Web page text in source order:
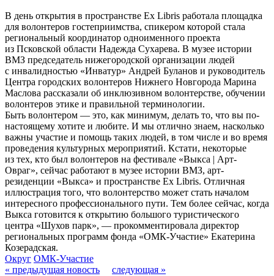
В день открытия в пространстве Ex Libris работала площадка
для волонтеров гостеприимства, спикером которой стала
региональный координатор одноименного проекта
из Псковской области Надежда Сухарева. В музее истории
ВМЗ председатель нижегородской организации людей
с инвалидностью «Инватур» Андрей Буланов и руководитель
Центра городских волонтеров Нижнего Новгорода Марина
Маслова рассказали об инклюзивном волонтерстве, обучении
волонтеров этике и правильной терминологии.
Быть волонтером — это, как минимум, делать то, что вы по-
настоящему хотите и любите. И мы отлично знаем, насколько
важны участие и помощь таких людей, в том числе и во время
проведения культурных мероприятий. Кстати, некоторые
из тех, кто был волонтеров на фестивале «Выкса | Арт-
Овраг», сейчас работают в музее истории ВМЗ, арт-
резиденции «Выкса» и пространстве Ex Libris. Отличная
иллюстрация того, что волонтерство может стать началом
интересного профессионального пути. Тем более сейчас, когда
Выкса готовится к открытию большого туристического
центра «Шухов парк», — прокомментировала директор
региональных программ фонда «ОМК-Участие» Екатерина
Козерадская.
Округ ОМК-Участие
« предыдущая новость
следующая »